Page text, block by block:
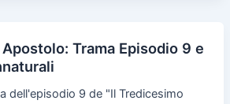
Trama Episodio 9 e
dell'episodio 9 de "Il Tredicesimo